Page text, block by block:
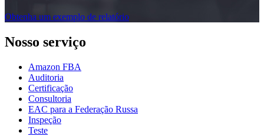
Obtenha um exemplo de relatório
Nosso serviço
Amazon FBA
Auditoria
Certificação
Consultoria
EAC para a Federação Russa
Inspeção
Teste